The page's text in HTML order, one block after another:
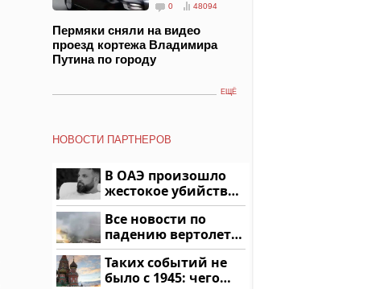
0 48094
Пермяки сняли на видео
проезд кортежа Владимира
Путина по городу
ЕЩЁ
НОВОСТИ ПАРТНЕРОВ
В ОАЭ произошло
жестокое убийство
криптомиллионера
Все новости по
падению вертолета
на Кавказе: читать
здесь
Таких событий не
было с 1945: чего